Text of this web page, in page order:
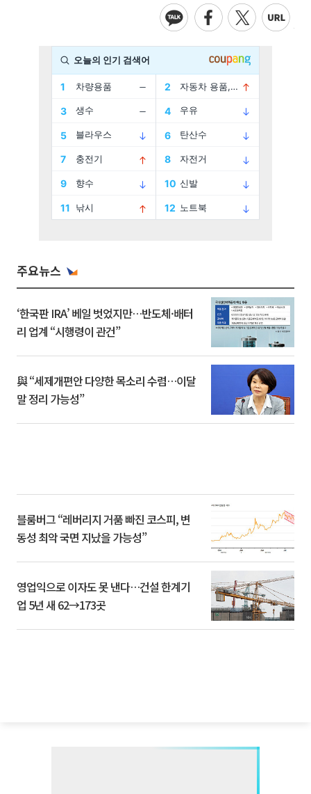
주요뉴스
‘한국판 IRA’ 베일 벗었지만…반도체·배터
리 업계 “시행령이 관건”
與 “세제개편안 다양한 목소리 수렴…이달
말 정리 가능성”
블룸버그 “레버리지 거품 빠진 코스피, 변
동성 최악 국면 지났을 가능성”
영업익으로 이자도 못 낸다…건설 한계기
업 5년 새 62→173곳